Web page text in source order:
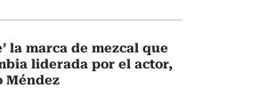
la marca de mezcal que
liderada por el actor,
Méndez